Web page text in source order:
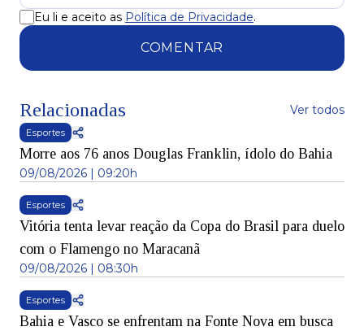
Eu li e aceito as Política de Privacidade.
COMENTAR
Relacionadas Ver todos
Esportes
Morre aos 76 anos Douglas Franklin, ídolo do Bahia
09/08/2026 | 09:20h
Esportes
Vitória tenta levar reação da Copa do Brasil para duelo
com o Flamengo no Maracanã
09/08/2026 | 08:30h
Esportes
Bahia e Vasco se enfrentam na Fonte Nova em busca